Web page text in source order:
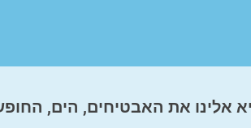
אלינו את האבטיחים, הים,